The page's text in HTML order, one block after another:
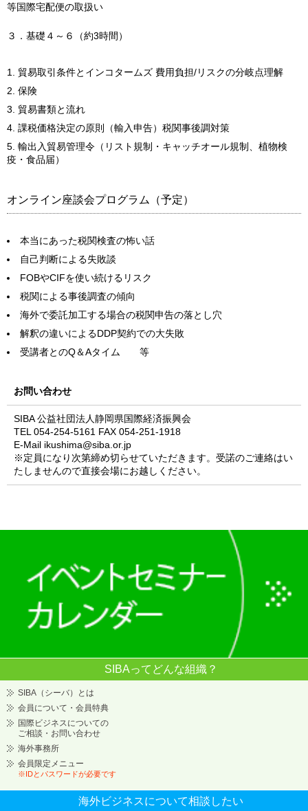
等国際宅配便の取扱い
３．基礎４～６（約3時間）
貿易取引条件とインコタームズ 費用負担/リスクの分岐点理解
保険
貿易書類と流れ
課税価格決定の原則（輸入申告）税関事後調対策
輸出入貿易管理令（リスト規制・キャッチオール規制、植物検
疫・食品届）
オンライン座談会プログラム（予定）
本当にあった税関検査の怖い話
自己判断による失敗談
FOBやCIFを使い続けるリスク
税関による事後調査の傾向
海外で委託加工する場合の税関申告の落とし穴
解釈の違いによるDDP契約での大失敗
受講者とのQ＆Aタイム 等
お問い合わせ
SIBA 公益社団法人静岡県国際経済振興会
TEL 054-254-5161 FAX 054-251-1918
E-Mail ikushima@siba.or.jp
※定員になり次第締め切らせていただきます。受諾のご連絡はい
たしませんので直接会場にお越しください。
SIBAってどんな組織？
SIBA（シーバ）とは
会員について・会員特典
国際ビジネスについての
ご相談・お問い合わせ
海外事務所
会員限定メニュー
※IDとパスワードが必要です
海外ビジネスについて相談したい